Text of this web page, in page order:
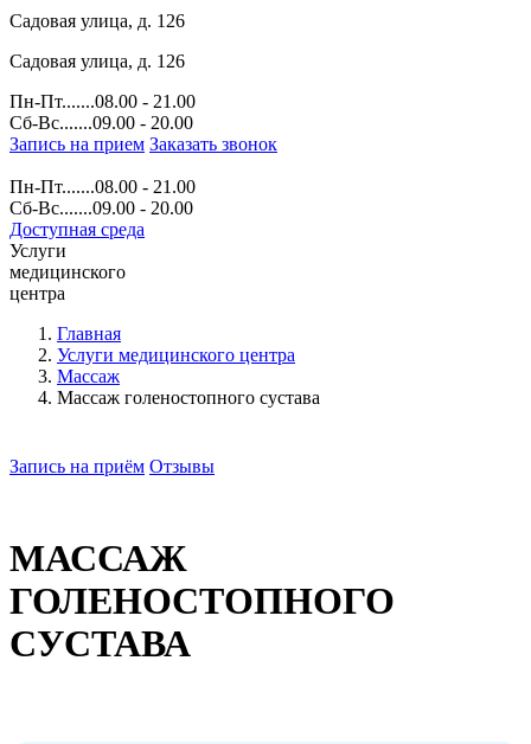
Садовая улица, д. 126
Садовая улица, д. 126
Пн-Пт.......08.00 - 21.00
Сб-Вс.......09.00 - 20.00
Запись на прием Заказать звонок
Пн-Пт.......08.00 - 21.00
Сб-Вс.......09.00 - 20.00
Доступная среда
Услуги
медицинского
центра
Главная
Услуги медицинского центра
Массаж
Массаж голеностопного сустава
МАССАЖ
ГОЛЕНОСТОПНОГО
СУСТАВА
Запись на приём Отзывы